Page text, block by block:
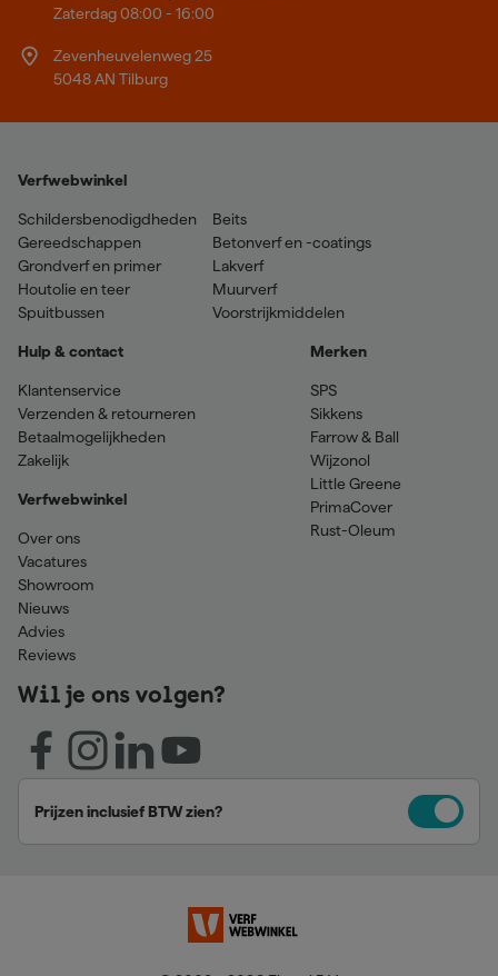
Zaterdag 08:00 - 16:00
Zevenheuvelenweg 25
5048 AN Tilburg
Verfwebwinkel
Schildersbenodigdheden
Gereedschappen
Grondverf en primer
Houtolie en teer
Spuitbussen
Beits
Betonverf en -coatings
Lakverf
Muurverf
Voorstrijkmiddelen
Hulp & contact
Klantenservice
Verzenden & retourneren
Betaalmogelijkheden
Zakelijk
Verfwebwinkel
Over ons
Vacatures
Showroom
Nieuws
Advies
Reviews
Merken
SPS
Sikkens
Farrow & Ball
Wijzonol
Little Greene
PrimaCover
Rust-Oleum
Wil je ons volgen?
Prijzen inclusief BTW zien?